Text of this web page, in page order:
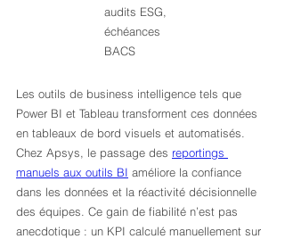
audits ESG,
échéances
BACS
Les outils de business intelligence tels que
Power BI et Tableau transforment ces données
en tableaux de bord visuels et automatisés.
Chez Apsys, le passage des reportings
manuels aux outils BI améliore la confiance
dans les données et la réactivité décisionnelle
des équipes. Ce gain de fiabilité n’est pas
anecdotique : un KPI calculé manuellement sur